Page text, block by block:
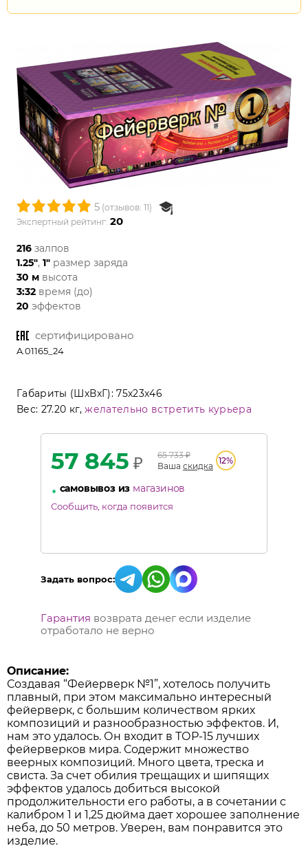
5 (отзывов: 11)
Экспертный рейтинг: 20
216 залпов
1.25", 1" размер заряда
30 м высота
3:32 время (до)
20 эффектов
сертифицировано
A.01165_24
Габариты (ШхВхГ):75x23x46
Вес: 27.20 кг,желательно встретить курьера
57 845 ₽ 65 733₽
Ваша скидка
12%
• самовывоз из магазинов
Сообщить, когда появится
Задать вопрос:
Гарантия возврата денег если изделие
отработало не верно
Описание:
Создавая “Фейерверк №1”, хотелось получить
плавный, при этом максимально интересный
фейерверк, с большим количеством ярких
композиций и разнообразностью эффектов. И,
нам это удалось. Он входит в ТОР-15 лучших
фейерверков мира. Содержит множество
веерных композиций. Много цвета, треска и
свиста. За счет обилия трещащих и шипящих
эффектов удалось добиться высокой
продолжительности его работы, а в сочетании с
калибром 1 и 1,25 дюйма дает хорошее заполнение
неба, до 50 метров. Уверен, вам понравится это
изделие.